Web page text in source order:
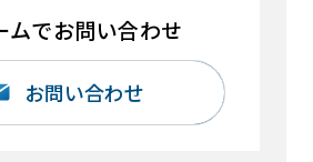
ムでお問い合わせ
お問い合わせ